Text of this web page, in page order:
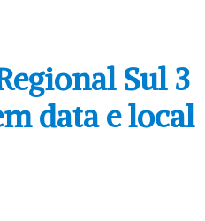
Sul 3
data e local